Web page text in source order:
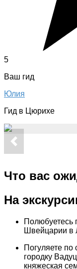
5
Ваш гид
Юлия
Гид в Цюрихе
Что вас
На
Полюбуетесь
Швейцарии в
Погуляете
городку
княжеская